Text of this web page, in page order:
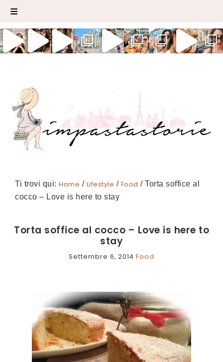
Ti trovi qui: Home / Lifestyle / Food /Torta soffice al
cocco – Love is here to stay
Torta soffice al cocco – Love is here to
stay
Settembre 6, 2014 Food